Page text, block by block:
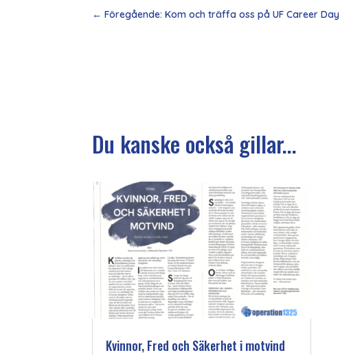
←Föregående: Kom och träffa oss på UF Career Day
Du kanske också gillar...
Kvinnor, Fred och Säkerhet i motvind